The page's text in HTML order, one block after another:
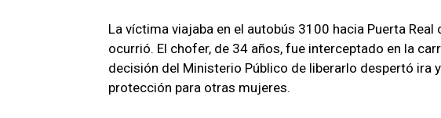
La víctima viajaba en el autobús 3100 hacia Puerta Real
ocurrió. El chofer, de 34 años, fue interceptado en la
decisión del Ministerio Público de liberarlo despertó ira
protección para otras mujeres.